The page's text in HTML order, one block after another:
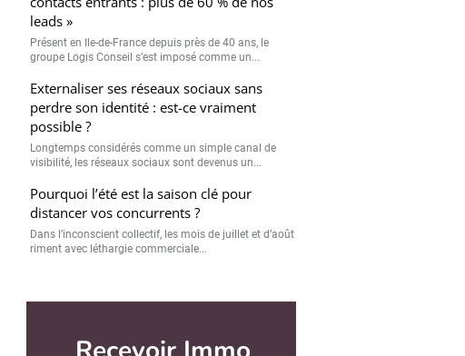
leads »
Présent en Ile-de-France depuis près de 40 ans, le
groupe Logis Conseil s’est imposé comme un...
Externaliser ses réseaux sociaux sans
perdre son identité : est-ce vraiment
possible ?
Longtemps considérés comme un simple canal de
visibilité, les réseaux sociaux sont devenus un...
Pourquoi l’été est la saison clé pour
distancer vos concurrents ?
Dans l’inconscient collectif, les mois de juillet et d’août
riment avec léthargie commerciale...